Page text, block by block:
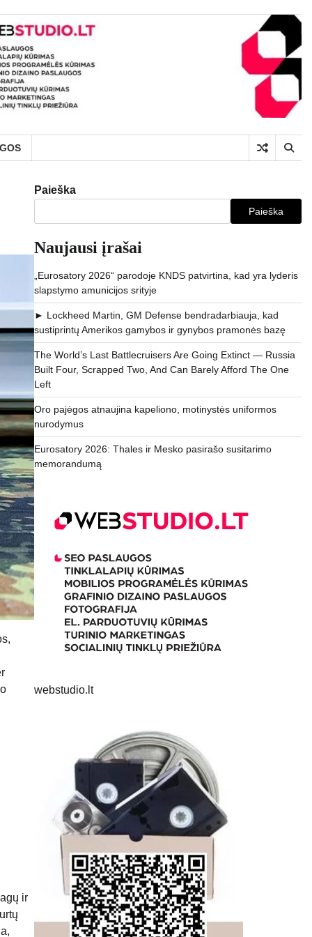
ir
Paieška
Paieška
Naujausi įrašai
„Eurosatory 2026“ parodoje KNDS patvirtina, kad yra lyderis
slapstymo amunicijos srityje
► Lockheed Martin, GM Defense bendradarbiauja, kad
sustiprintų Amerikos gamybos ir gynybos pramonės bazę
The World’s Last Battlecruisers Are Going Extinct — Russia
Built Four, Scrapped Two, And Can Barely Afford The One
Left
Oro pajėgos atnaujina kapeliono, motinystės uniformos
nurodymus
Eurosatory 2026: Thales ir Mesko pasirašo susitarimo
memorandumą
webstudio.lt